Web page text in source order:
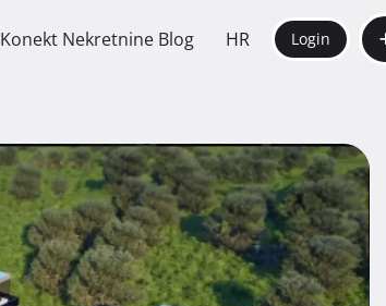
Konekt Nekretnine Blog HR Login